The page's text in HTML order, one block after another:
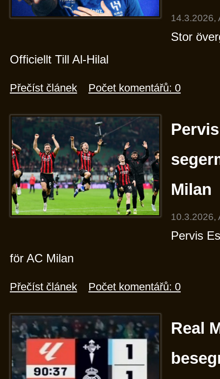
14.3.2026,
Stor
Officiellt Till Al-Hilal
Přečíst článek Počet komentářů: 0
Milan
10.3.2026,
Pervis
för AC Milan
Přečíst článek Počet komentářů: 0
Real